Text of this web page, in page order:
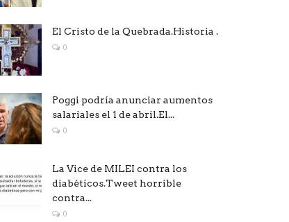
El Cristo de la Quebrada.Historia .
0
Poggi podría anunciar aumentos
salariales el 1 de abril.El...
0
La Vice de MILEI contra los
diabéticos.Tweet horrible
contra...
0